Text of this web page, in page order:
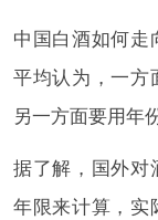
中国白酒如何走
平均认为，一方
另一方面要用年
据了解，国外对
年限来计算，实